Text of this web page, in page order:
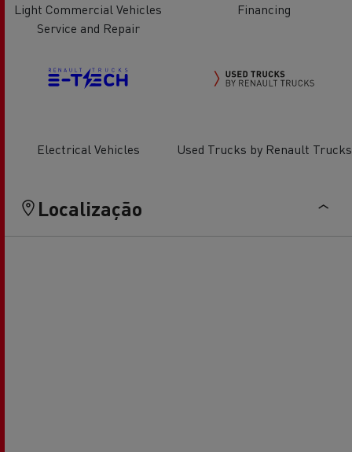
Light Commercial Vehicles
Service and Repair
Financing
Electrical Vehicles Used Trucks by Renault Trucks
Localização